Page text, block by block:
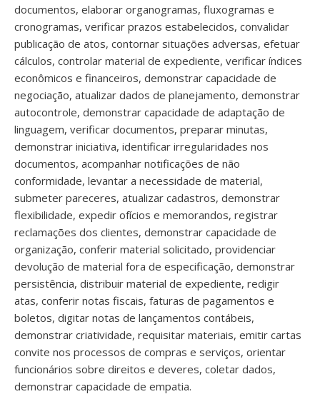
documentos, elaborar organogramas, fluxogramas e
cronogramas, verificar prazos estabelecidos, convalidar
publicação de atos, contornar situações adversas, efetuar
cálculos, controlar material de expediente, verificar índices
econômicos e financeiros, demonstrar capacidade de
negociação, atualizar dados de planejamento, demonstrar
autocontrole, demonstrar capacidade de adaptação de
linguagem, verificar documentos, preparar minutas,
demonstrar iniciativa, identificar irregularidades nos
documentos, acompanhar notificações de não
conformidade, levantar a necessidade de material,
submeter pareceres, atualizar cadastros, demonstrar
flexibilidade, expedir ofícios e memorandos, registrar
reclamações dos clientes, demonstrar capacidade de
organização, conferir material solicitado, providenciar
devolução de material fora de especificação, demonstrar
persistência, distribuir material de expediente, redigir
atas, conferir notas fiscais, faturas de pagamentos e
boletos, digitar notas de lançamentos contábeis,
demonstrar criatividade, requisitar materiais, emitir cartas
convite nos processos de compras e serviços, orientar
funcionários sobre direitos e deveres, coletar dados,
demonstrar capacidade de empatia.